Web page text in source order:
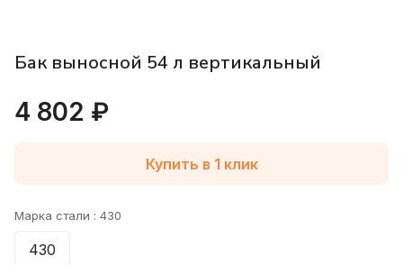
Бак выносной 54 л вертикальный
4 802 ₽
Купить в 1 клик
Марка стали : 430
430